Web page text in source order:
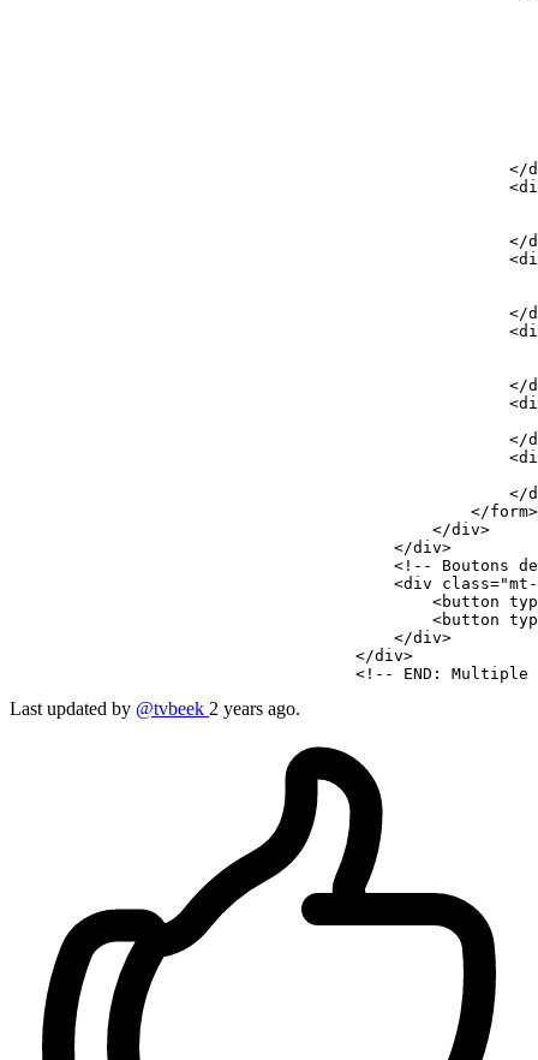
</
<
</
<
</
<
</
<
</
<
</
</form>
</div>
</div>
<!-- Boutons
<div class=
<button
<button
</div>
</div>
<!-- END: Multiple
Last updated by @tvbeek 2 years ago.